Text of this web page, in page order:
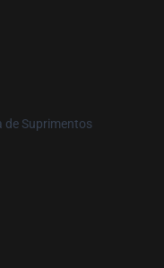
de Suprimentos